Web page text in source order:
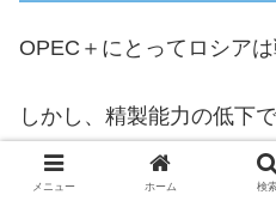
OPEC＋にとってロシア
しかし、精製能力の低下
崩れた今、OPECの政策
メニュー ホーム 検